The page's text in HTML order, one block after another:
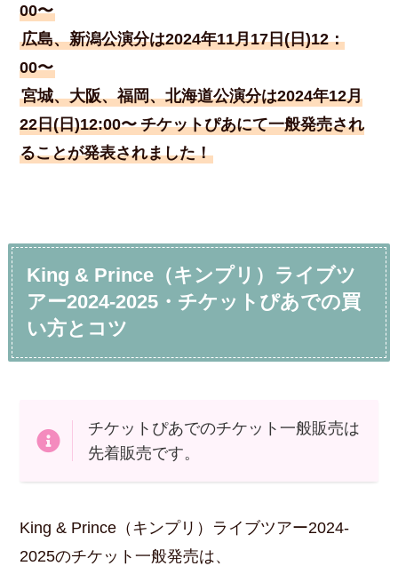
00〜
広島、新潟公演分は2024年11月17日(日)12：
00〜
宮城、大阪、福岡、北海道公演分は2024年12月
22日(日)12:00〜 チケットぴあにて一般発売され
ることが発表されました！
King & Prince（キンプリ）ライブツ
アー2024-2025・チケットぴあでの買
い方とコツ
チケットぴあでのチケット一般販売は
先着販売です。
King & Prince（キンプリ）ライブツアー2024-
2025のチケット一般発売は、